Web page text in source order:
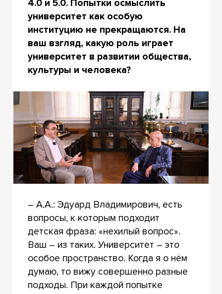
4.0 и 5.0. Попытки осмыслить
университет как особую
институцию не прекращаются. На
ваш взгляд, какую роль играет
университет в развитии общества,
культуры и человека?
– А.А.: Эдуард Владимирович, есть
вопросы, к которым подходит
детская фраза: «нехилый вопрос».
Ваш – из таких. Университет – это
особое пространство. Когда я о нём
думаю, то вижу совершенно разные
подходы. При каждой попытке